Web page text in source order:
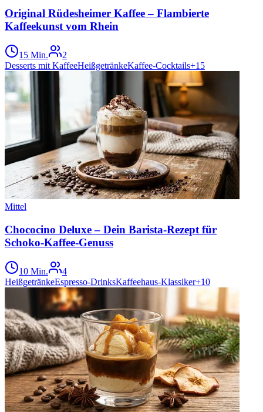
Original Rüdesheimer Kaffee – Flambierte
Kaffeekunst vom Rhein
15 Min.
2
Desserts mit KaffeeHeißgetränkeKaffee-Cocktails+15
Mittel
Chococino Deluxe – Dein Barista-Rezept für
Schoko-Kaffee-Genuss
10 Min.
4
HeißgetränkeEspresso-DrinksKaffeehaus-Klassiker+10